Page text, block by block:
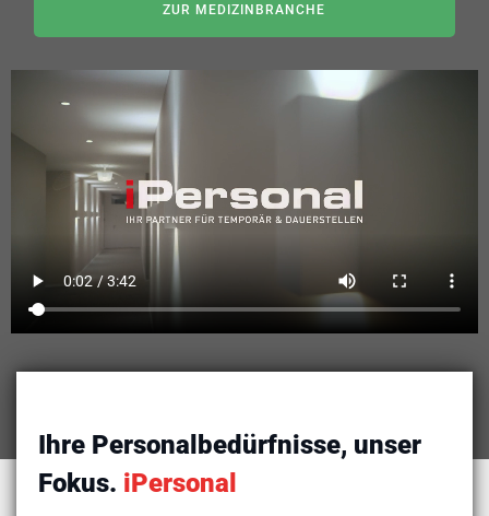
ZUR MEDIZINBRANCHE
Ihre Personalbedürfnisse, unser
Fokus. iPersonal